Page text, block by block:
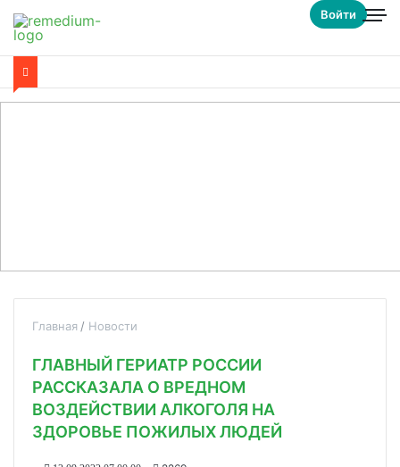
Войти
Главная Новости
ГЛАВНЫЙ ГЕРИАТР РОССИИ
РАССКАЗАЛА О ВРЕДНОМ
ВОЗДЕЙСТВИИ АЛКОГОЛЯ НА
ЗДОРОВЬЕ ПОЖИЛЫХ ЛЮДЕЙ